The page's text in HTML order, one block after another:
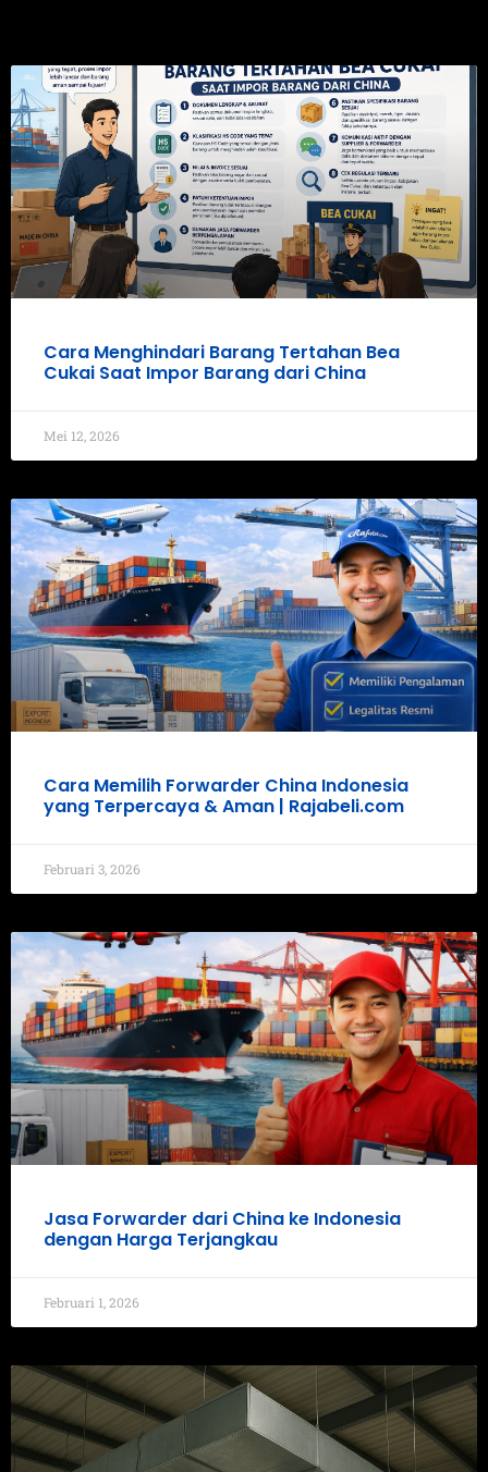
Cara Menghindari Barang Tertahan Bea
Cukai Saat Impor Barang dari China
Mei 12, 2026
Cara Memilih Forwarder China Indonesia
yang Terpercaya & Aman | Rajabeli.com
Februari 3, 2026
Jasa Forwarder dari China ke Indonesia
dengan Harga Terjangkau
Februari 1, 2026